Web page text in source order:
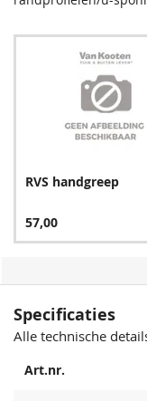
RVS handgreep
57,00
Specificaties
Alle technische
Art.nr.